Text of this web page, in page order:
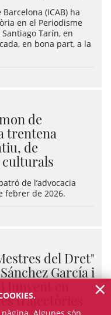
Barcelona (ICAB) ha
en el Periodisme
Tarín, en
en bona part, a la
de
trentena
de
de l’advocacia
febrer de 2026.
del Dret"
García i
trajectòries
×